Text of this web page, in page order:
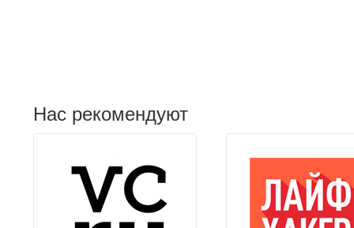
Нас рекомендуют